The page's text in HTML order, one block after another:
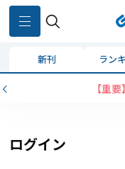
新刊 ラン
【重
ログイン